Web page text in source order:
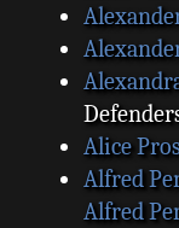
Alice
Alfred
Alfred